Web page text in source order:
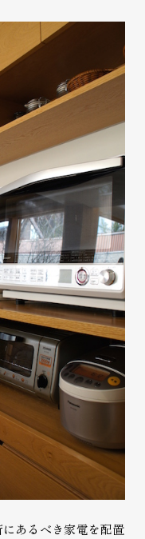
あるべき家電を配置